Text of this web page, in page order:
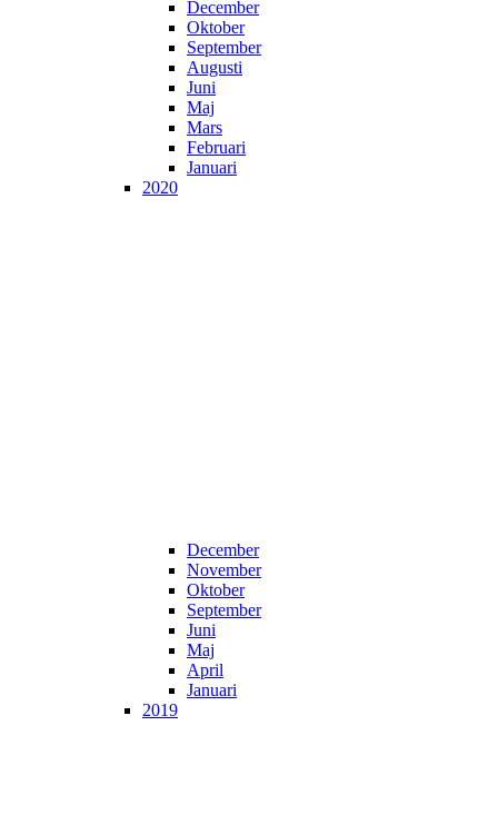
December
Oktober
September
Augusti
Juni
Maj
Mars
Februari
Januari
2020
December
November
Oktober
September
Juni
Maj
April
Januari
2019